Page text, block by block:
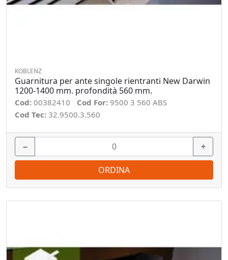
KOBLENZ
Guarnitura per ante singole rientranti New Darwin
1200-1400 mm. profondità 560 mm.
Cod: 00382410 Cod For: 9500 3 560 ABS
Cod Tec: 32.9500.3.560
− +
ORDINA